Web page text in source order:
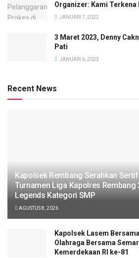
Organizer: Kami Terkena
JANUARI 7, 2022
3 Maret 2023, Denny
Pati
JANUARI 6, 2023
Recent News
Kapolsek Rembang Serahkan
Turnamen Liga Kapolres Rembang
Legends Kategori SMP
AGUSTUS 8, 2026
Kapolsek Lasem
Olahraga Bersama
Kemerdekaan RI ke-81